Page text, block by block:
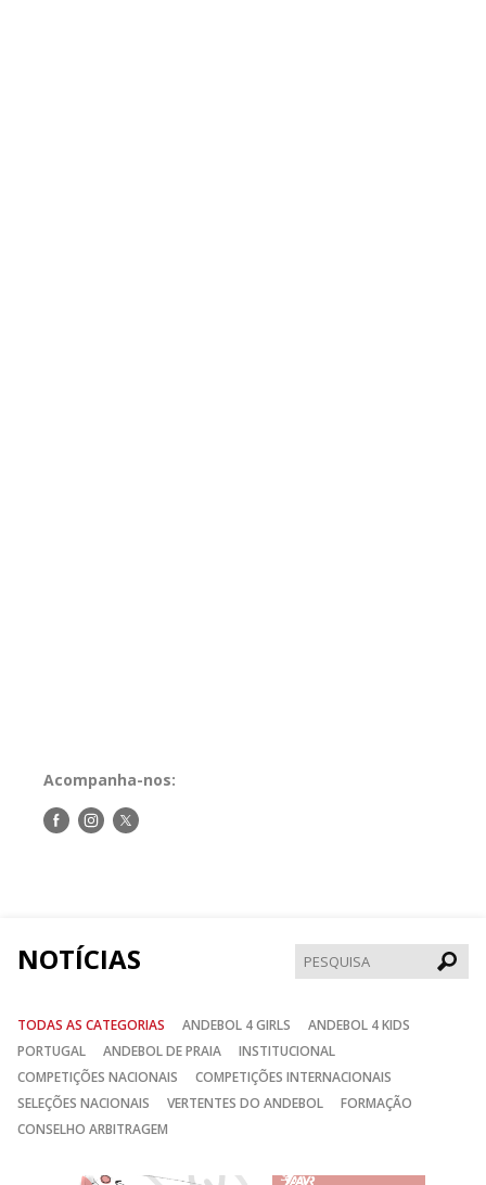
Acompanha-nos:
Siga-Siga-Siga-
NOTÍCIAS
TODAS AS CATEGORIAS ANDEBOL 4 GIRLS
ANDEBOL 4 KIDS
PORTUGAL
ANDEBOL DE PRAIA
INSTITUCIONAL
COMPETIÇÕES NACIONAIS
COMPETIÇÕES INTERNACIONAIS
SELEÇÕES NACIONAIS
VERTENTES DO ANDEBOL
FORMAÇÃO
CONSELHO ARBITRAGEM